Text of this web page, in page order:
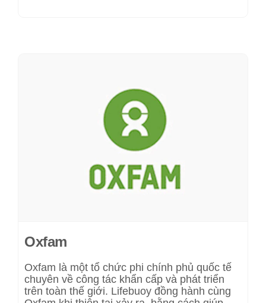
Oxfam
Oxfam là một tổ chức phi chính phủ quốc tế
chuyên về công tác khẩn cấp và phát triển
trên toàn thế giới. Lifebuoy đồng hành cùng